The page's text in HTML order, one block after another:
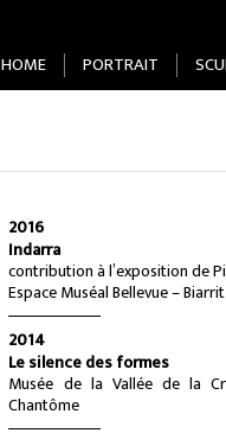
HOME PORTRAIT
2016
Indarra
contribution à l’exposition de
Espace Muséal Bellevue –
2014
Le silence des formes
Musée de la Vallée de la
Chantôme